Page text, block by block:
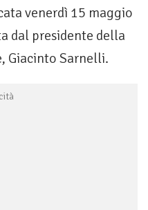
venerdì 15 maggio
dal presidente della
Giacinto Sarnelli.